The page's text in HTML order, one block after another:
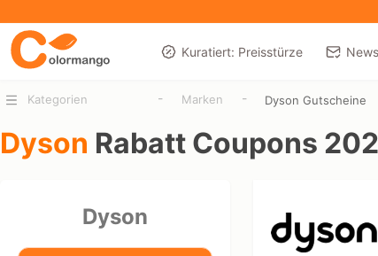
Kuratiert: Preisstürze
Kategorien - Marken - Dyson Gutscheine
Dyson Rabatt Coupons
Dyson